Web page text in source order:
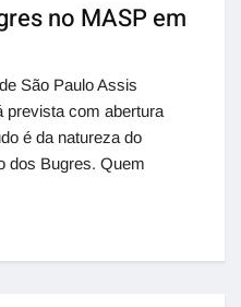
no MASP em
São Paulo Assis
prevista com abertura
é da natureza do
dos Bugres. Quem